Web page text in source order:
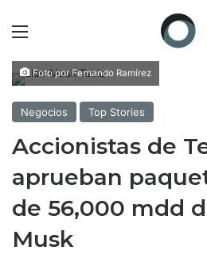
Foto por Fernando Ramírez
Negocios Top Stories
Accionistas de
aprueban
de 56,000 mdd
Musk